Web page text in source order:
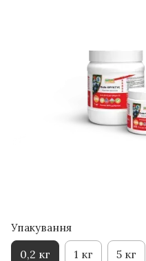
Упакування
0,2 кг 1 кг 5 кг